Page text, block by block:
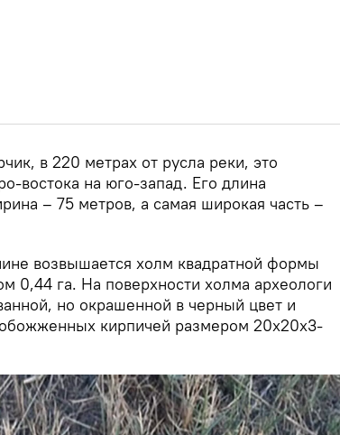
в 220 метрах от русла реки, это
востока на юго-запад. Его длина
– 75 метров, а самая широкая часть –
возвышается холм квадратной формы
0,44 га. На поверхности холма археологи
но окрашенной в черный цвет и
кирпичей размером 20х20х3-